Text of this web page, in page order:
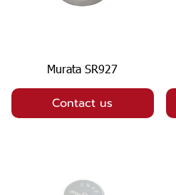
Murata SR927
Contact us